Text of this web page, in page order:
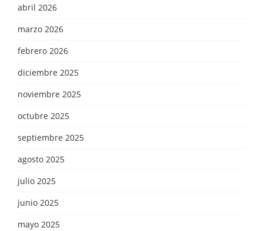
abril 2026
marzo 2026
febrero 2026
diciembre 2025
noviembre 2025
octubre 2025
septiembre 2025
agosto 2025
julio 2025
junio 2025
mayo 2025